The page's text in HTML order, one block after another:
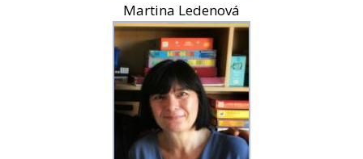
Martina Ledenová